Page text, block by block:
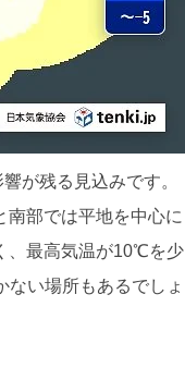
が残る見込みです。
南部では平地を中心に
、最高気温が10℃を少
い場所もあるでしょ